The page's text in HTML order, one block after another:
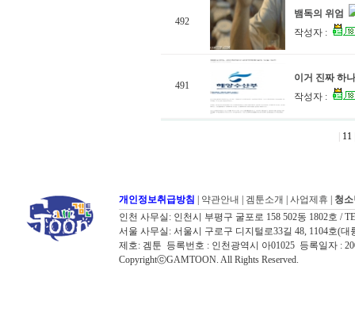
492
뱀독의 위엄
작성자 :
491
이거 진짜 하
작성자 :
11
개인정보취급방침 약관안내 겜툰소개 사업제휴
청
인천 사무실: 인천시 부평구 굴포로 158 502동 1802호 /
서울 사무실: 서울시 구로구 디지털로33길 48, 1104호(대
제호: 겜툰 등록번호 : 인천광역시 아01025 등록일자 :
CopyrightⓒGAMTOON. All Rights Reserved.